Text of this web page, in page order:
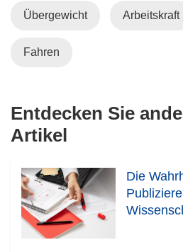
Übergewicht Arbeitskraft
Fahren
Entdecken Sie
Artikel
Die